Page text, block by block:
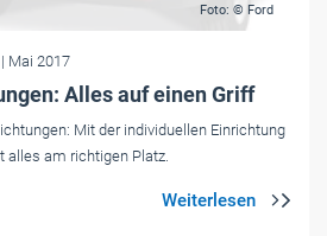
Foto: © Ford
| Mai 2017
Alles auf einen Griff
Mit der individuellen Einrichtung
alles am richtigen Platz.